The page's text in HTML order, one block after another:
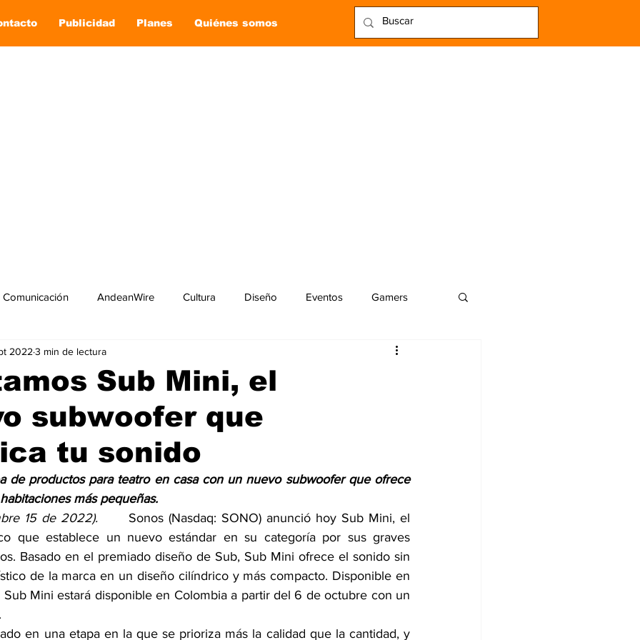
Publicidad Planes Quiénes somos
Comunicación AndeanWire Cultura Diseño Eventos Gamers
Negocios Películas
On line Tecnología Un Café Digital Noticias
Sub Mini, el
subwoofer que
tu sonido
2022 3 min de lectura
de productos para teatro en casa con un nuevo subwoofer que ofrece
más pequeñas.
15 de 2022). Sonos (Nasdaq: SONO) anunció hoy Sub Mini, el
que establece un nuevo estándar en su categoría por sus graves
Basado en el premiado diseño de Sub, Sub Mini ofrece el sonido sin
de la marca en un diseño cilíndrico y más compacto. Disponible en
Mini estará disponible en Colombia a partir del 6 de octubre con un
en una etapa en la que se prioriza más la calidad que la cantidad, y